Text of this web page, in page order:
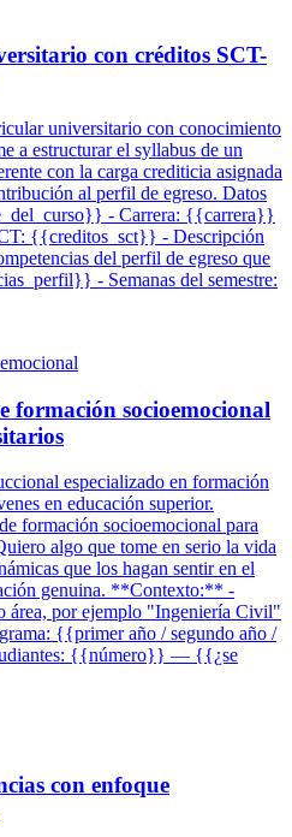
con créditos SCT-
universitario con conocimiento
a estructurar el syllabus de un
con la carga crediticia asignada
al perfil de egreso. Datos
- Carrera: {{carrera}}
{{creditos_sct}} - Descripción
del perfil de egreso que
- Semanas del semestre:
formación socioemocional
especializado en formación
en educación superior.
formación socioemocional para
algo que tome en serio la vida
que los hagan sentir en el
genuina. **Contexto:** -
área, por ejemplo "Ingeniería Civil"
{{primer año / segundo año /
{{número}} — {{¿se
con enfoque